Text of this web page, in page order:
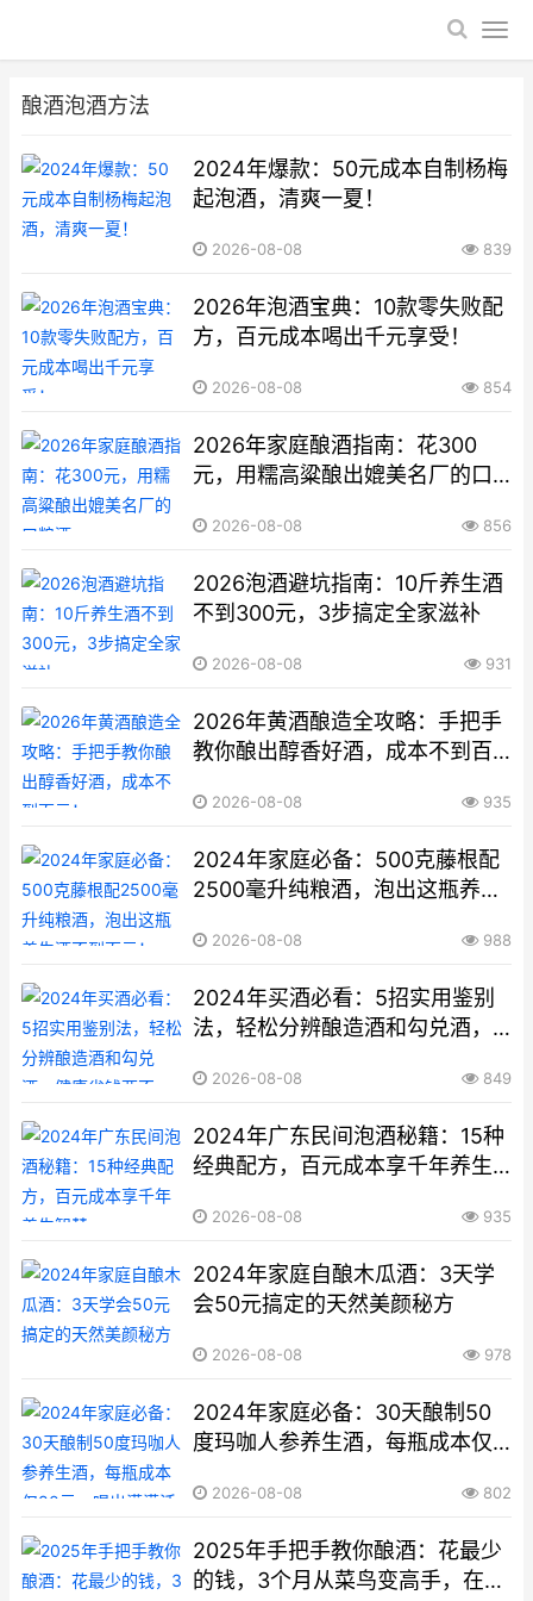
酿酒泡酒方法
2024年爆款：50元成本自制杨梅
起泡酒，清爽一夏！
2026-08-08 839
2026年泡酒宝典：10款零失败配
方，百元成本喝出千元享受！
2026-08-08 854
2026年家庭酿酒指南：花300
元，用糯高粱酿出媲美名厂的口
2026-08-08 856
2026泡酒避坑指南：10斤养生酒
不到300元，3步搞定全家滋补
2026-08-08 931
2026年黄酒酿造全攻略：手把手
教你酿出醇香好酒，成本不到百
2026-08-08 935
2024年家庭必备：500克藤根配
2500毫升纯粮酒，泡出这瓶养生
2026-08-08 988
2024年买酒必看：5招实用鉴别
法，轻松分辨酿造酒和勾兑酒，
2026-08-08 849
2024年广东民间泡酒秘籍：15种
经典配方，百元成本享千年养生
2026-08-08 935
2024年家庭自酿木瓜酒：3天学
会50元搞定的天然美颜秘方
2026-08-08 978
2024年家庭必备：30天酿制50
度玛咖人参养生酒，每瓶成本仅
2026-08-08 802
2025年手把手教你酿酒：花最少
的钱，3个月从菜鸟变高手，在家